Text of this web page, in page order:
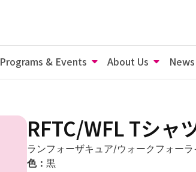
Programs & Events About Us News
RFTC/WFL Tシャ
ランフォーザキュア/ウォークフォー
色： 黒